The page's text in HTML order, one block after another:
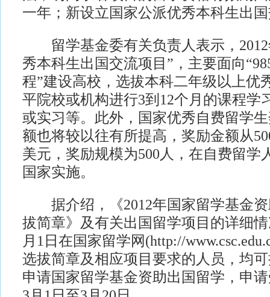
一年；新设立国家公派优秀本科生出
留学基金委有关负责人表示，2012
秀本科生出国交流项目”，主要面向
程”建设高校，选拔本科二年级以上优
平院校或机构进行3到12个月的课程学
或实习等。此外，国家优秀自费留学
额也将较以往有所提高，奖励金额从
美元，奖励规模为500人，在自费留学
国家实施。
据介绍，《2012年国家留学基金资
拔简章》及有关出国留学项目的详细
月1日在国家留学网(http://
选拔简章及相应项目要求的人员，均
申请国家留学基金资助出国留学，申